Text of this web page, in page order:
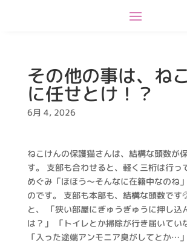
その他の事は、ね
に任せとけ！？
6月 4, 2026
ねこけんの保護猫さんは、結構な頭数が
す。 支部も合わせると、軽く三桁は行っ
めぐみ「ほほう～そんなに在籍中なのね
のです。 支部も本部も、結構な頭数です
と、 「狭い部屋にぎゅうぎゅうに押し込
は？」 「トイレとか掃除が行き届いてい
「入った途端アンモニア臭がしてとか…